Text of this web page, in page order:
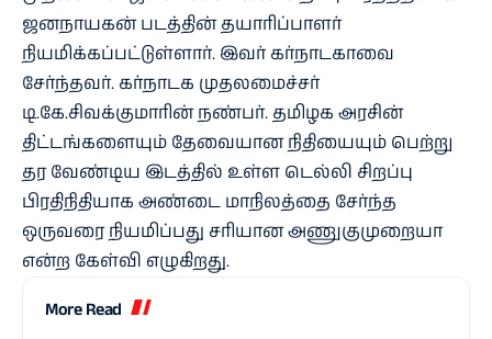
ஜனநாயகன் படத்தின் தயாரிப்பாளர்
நியமிக்கப்பட்டுள்ளார். இவர் கர்நாடகாவை
சேர்ந்தவர். கர்நாடக முதலமைச்சர்
டி.கே.சிவக்குமாரின் நண்பர். தமிழக அரசின்
திட்டங்களையும் தேவையான நிதியையும் பெற்று
தர வேண்டிய இடத்தில் உள்ள டெல்லி சிறப்பு
பிரதிநிதியாக அண்டை மாநிலத்தை சேர்ந்த
ஒருவரை நியமிப்பது சரியான அணுகுமுறையா
என்ற கேள்வி எழுகிறது.
More Read